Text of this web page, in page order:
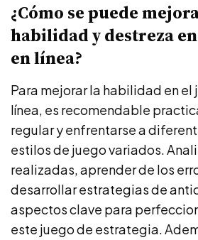
¿Cómo se puede
habilidad y destreza
en línea?
Para mejorar la habilidad en el
línea, es recomendable
regular y enfrentarse a
estilos de juego variados.
realizadas, aprender de los
desarrollar estrategias de
aspectos clave para
este juego de estrategia.